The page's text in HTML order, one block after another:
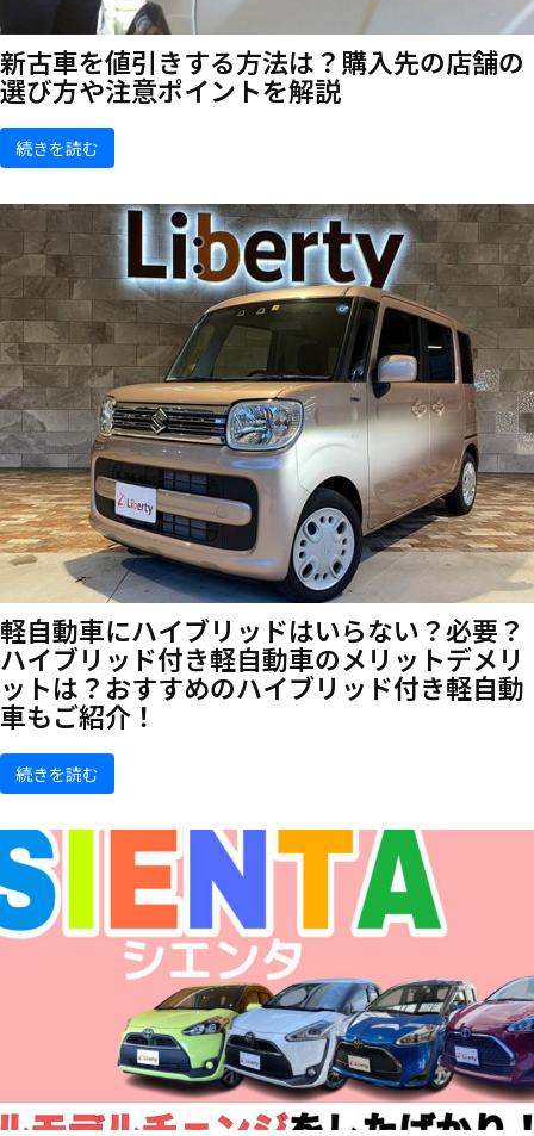
新古車を値引きする方法は？購入先の店舗の
選び方や注意ポイントを解説
続きを読む
軽自動車にハイブリッドはいらない？必要？
ハイブリッド付き軽自動車のメリットデメリ
ットは？おすすめのハイブリッド付き軽自動
車もご紹介！
続きを読む